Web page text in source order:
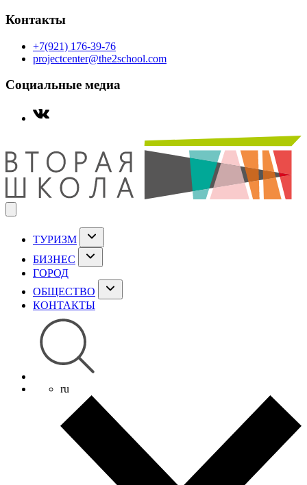
Контакты
+7(921) 176-39-76
projectcenter@the2school.com
Социальные медиа
ТУРИЗМ
БИЗНЕС
ГОРОД
ОБЩЕСТВО
КОНТАКТЫ
ru